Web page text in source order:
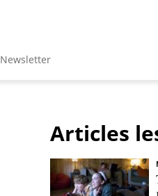
Newsletter
Articles